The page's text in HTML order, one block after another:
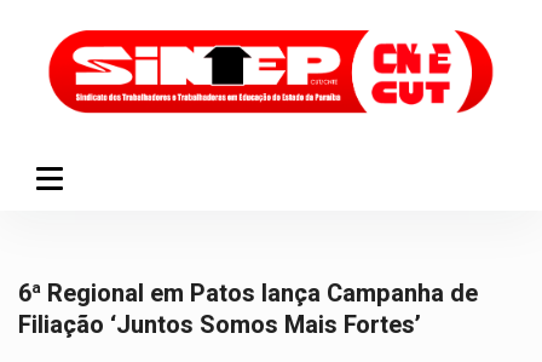
6ª Regional em Patos lança Campanha de
Filiação ‘Juntos Somos Mais Fortes’